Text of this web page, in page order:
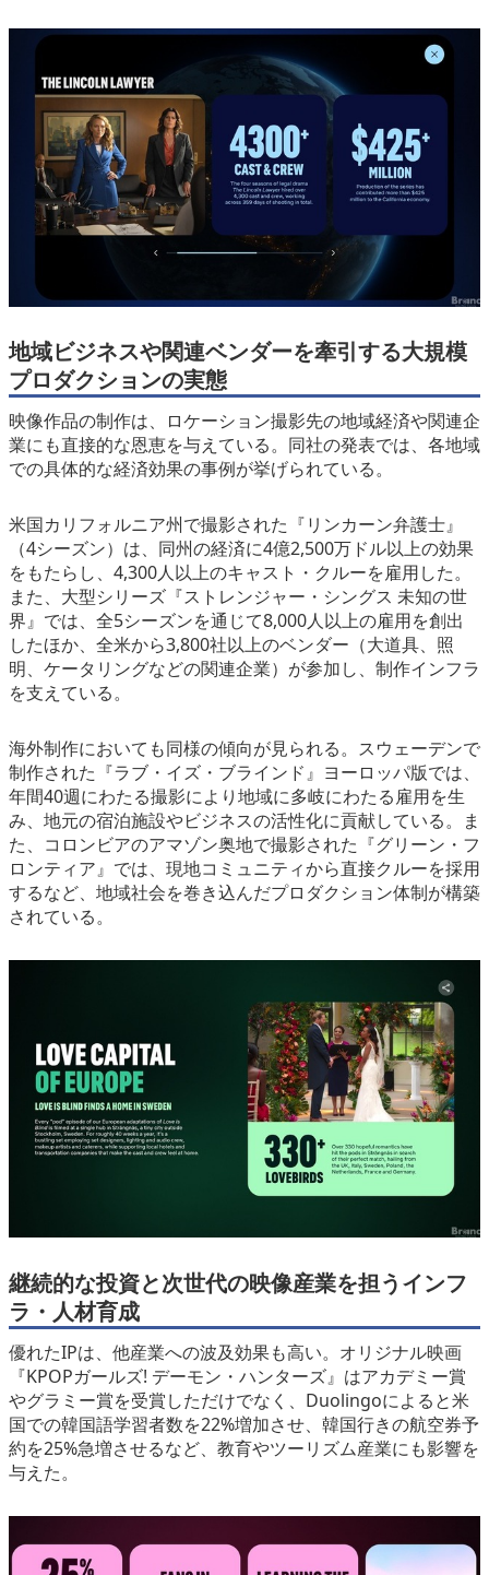
地域ビジネスや関連ベンダーを牽引する大規模
プロダクションの実態
映像作品の制作は、ロケーション撮影先の地域経済や関連企
業にも直接的な恩恵を与えている。同社の発表では、各地域
での具体的な経済効果の事例が挙げられている。
米国カリフォルニア州で撮影された『リンカーン弁護士』
（4シーズン）は、同州の経済に4億2,500万ドル以上の効果
をもたらし、4,300人以上のキャスト・クルーを雇用した。
また、大型シリーズ『ストレンジャー・シングス 未知の世
界』では、全5シーズンを通じて8,000人以上の雇用を創出
したほか、全米から3,800社以上のベンダー（大道具、照
明、ケータリングなどの関連企業）が参加し、制作インフラ
を支えている。
海外制作においても同様の傾向が見られる。スウェーデンで
制作された『ラブ・イズ・ブラインド』ヨーロッパ版では、
年間40週にわたる撮影により地域に多岐にわたる雇用を生
み、地元の宿泊施設やビジネスの活性化に貢献している。ま
た、コロンビアのアマゾン奥地で撮影された『グリーン・フ
ロンティア』では、現地コミュニティから直接クルーを採用
するなど、地域社会を巻き込んだプロダクション体制が構築
されている。
継続的な投資と次世代の映像産業を担うインフ
ラ・人材育成
優れたIPは、他産業への波及効果も高い。オリジナル映画
『KPOPガールズ! デーモン・ハンターズ』はアカデミー賞
やグラミー賞を受賞しただけでなく、Duolingoによると米
国での韓国語学習者数を22%増加させ、韓国行きの航空券予
約を25%急増させるなど、教育やツーリズム産業にも影響を
与えた。